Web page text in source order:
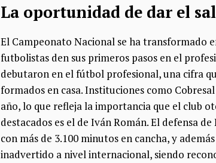
La oportunidad de dar el
El Campeonato Nacional se ha transformado
futbolistas den sus primeros pasos en el
debutaron en el fútbol profesional, una cifra
formados en casa. Instituciones como
año, lo que refleja la importancia que el club
destacados es el de Iván Román. El defensa
con más de 3.100 minutos en cancha, y
inadvertido a nivel internacional, siendo